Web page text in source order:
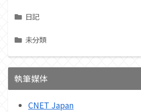
日記
未分類
執筆媒体
CNET Japan